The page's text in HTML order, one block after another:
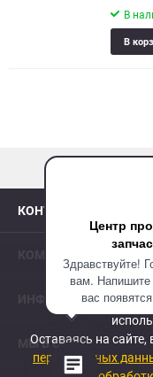
Центр
Здравствуйте!
вам.
вас
В
В
КОНТАКТЫ
ИНФОРМАЦИЯ
МЫ В СЕТИ
Сайт
пребывание на
подключен
Оставаясь на сайте,
персональных